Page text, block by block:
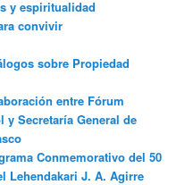
y espiritualidad
convivir
sobre Propiedad
entre Fórum
y Secretaría General de
Conmemorativo del 50
Lehendakari J. A. Agirre